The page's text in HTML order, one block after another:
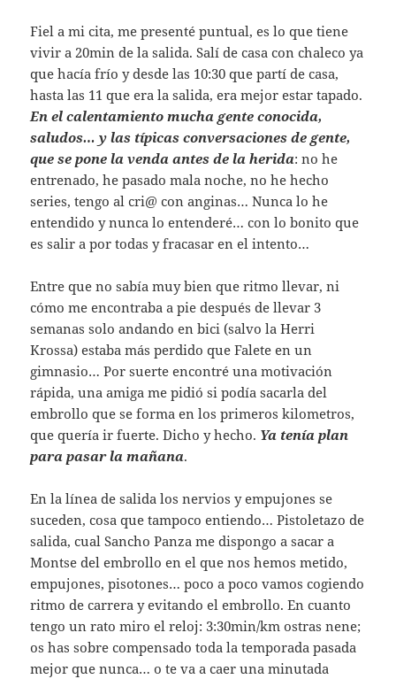
Fiel a mi cita, me presenté puntual, es lo que tiene
vivir a 20min de la salida. Salí de casa con chaleco ya
que hacía frío y desde las 10:30 que partí de casa,
hasta las 11 que era la salida, era mejor estar tapado.
En el calentamiento mucha gente conocida,
saludos… y las típicas conversaciones de gente,
que se pone la venda antes de la herida: no he
entrenado, he pasado mala noche, no he hecho
series, tengo al cri@ con anginas… Nunca lo he
entendido y nunca lo entenderé… con lo bonito que
es salir a por todas y fracasar en el intento…
Entre que no sabía muy bien que ritmo llevar, ni
cómo me encontraba a pie después de llevar 3
semanas solo andando en bici (salvo la Herri
Krossa) estaba más perdido que Falete en un
gimnasio… Por suerte encontré una motivación
rápida, una amiga me pidió si podía sacarla del
embrollo que se forma en los primeros kilometros,
que quería ir fuerte. Dicho y hecho. Ya tenía plan
para pasar la mañana.
En la línea de salida los nervios y empujones se
suceden, cosa que tampoco entiendo… Pistoletazo de
salida, cual Sancho Panza me dispongo a sacar a
Montse del embrollo en el que nos hemos metido,
empujones, pisotones… poco a poco vamos cogiendo
ritmo de carrera y evitando el embrollo. En cuanto
tengo un rato miro el reloj: 3:30min/km ostras nene;
os has sobre compensado toda la temporada pasada
mejor que nunca… o te va a caer una minutada